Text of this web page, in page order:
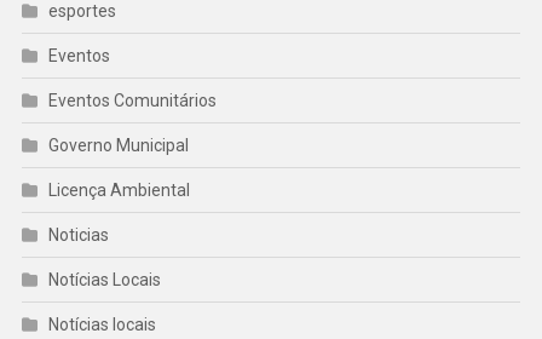
esportes
Eventos
Eventos Comunitários
Governo Municipal
Licença Ambiental
Noticias
Notícias Locais
Notícias locais